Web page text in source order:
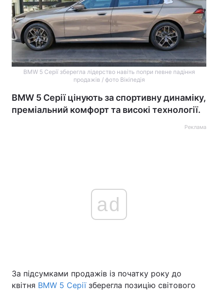
BMW 5 Серії зберегла лідерство навіть попри певне падіння
продажів / фото Вікіпедія
BMW 5 Серії цінують за спортивну динаміку,
преміальний комфорт та високі технології.
Реклама
ad
За підсумками продажів із початку року до
квітня BMW 5 Серіїзберегла позицію світового